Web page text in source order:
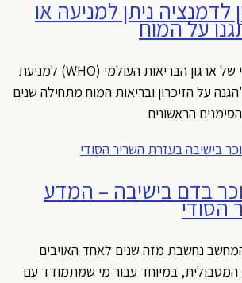
לדמנציה ניתן למניעה או
על המוח
עדכון ההנחיות הרשמי של ארגון הבריאות העולמי (WHO) למניעת
– יולי 2026 "הגנה על הזיכרון ובריאות המוח מתחילה שנים
הראשונים
בדם בישיבה – המדע
הסודי
נחשבת מזה שנים לאחד האויבים
המטבולית, במיוחד עבור מי שמתמודד עם